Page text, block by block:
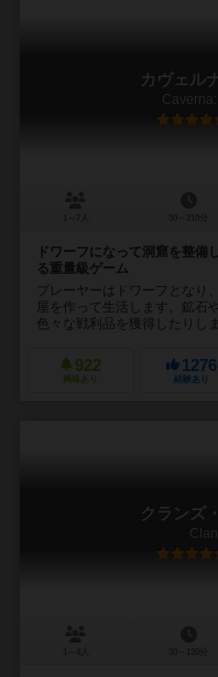
カヴェル
ドワーフになって洞窟を整備
る重量級ゲーム
プレーヤーはドワーフとなり
屋を作って生活します。鉱石
色々な戦利品を獲得したりし
922
興味あり
1276
経験あり
クランズ